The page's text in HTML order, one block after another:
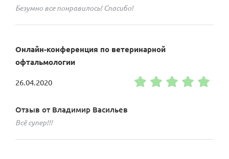
Безумно все понравилось! Спасибо!
Онлайн-конференция по ветеринарной
офтальмологии
26.04.2020
Отзыв от Владимир Васильев
Всё супер!!!